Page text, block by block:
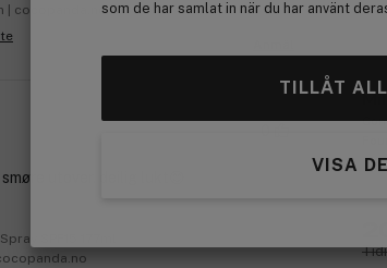
som de har samlat in när du har använt
TILLÅT
VISA
| cocopanda.no
utover. deilig lukt😊
SPF15 177ml